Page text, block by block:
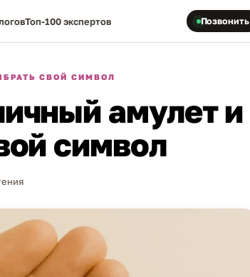
Топ-100 экспертов Позвонить
СВОЙ СИМВОЛ
амулет и
символ